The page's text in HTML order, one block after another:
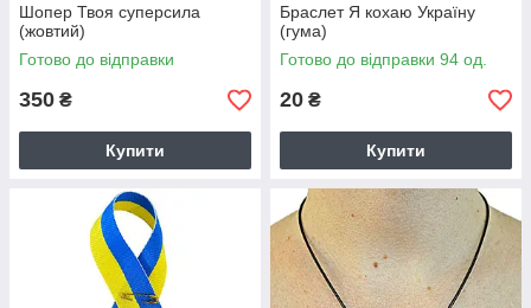
Шопер Твоя суперсила
(жовтий)
Готово до відправки
350 ₴
Купити
Браслет Я кохаю Україну
(гума)
Готово до відправки 94 од.
20 ₴
Купити